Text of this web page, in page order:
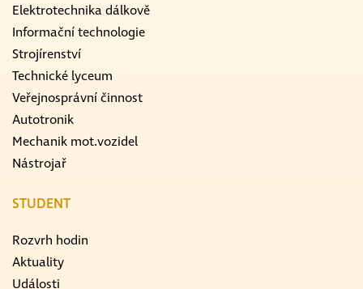
Elektrotechnika dálkově
Informační technologie
Strojírenství
Technické lyceum
Veřejnosprávní činnost
Autotronik
Mechanik mot.vozidel
Nástrojař
STUDENT
Rozvrh hodin
Aktuality
Události